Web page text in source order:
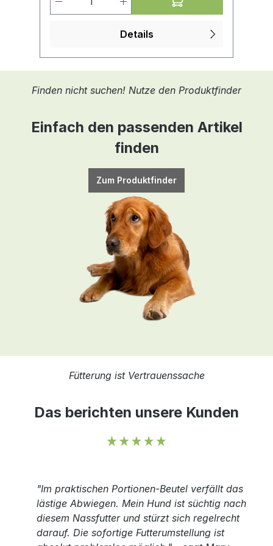
Details
Finden nicht suchen! Nutze den Produktfinder
Einfach den passenden Artikel
finden
Zum Produktfinder
Fütterung ist Vertrauenssache
Das berichten unsere Kunden
"Im praktischen Portionen-Beutel verfällt das
lästige Abwiegen. Mein Hund ist süchtig nach
diesem Nassfutter und stürzt sich regelrecht
darauf. Die sofortige Futterumstellung ist